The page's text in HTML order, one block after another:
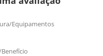
Equipamentos